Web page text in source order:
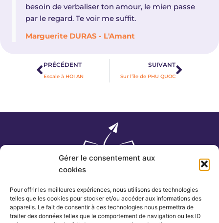
Gérer le consentement aux
cookies
Pour offrir les meilleures expériences, nous utilisons des technologies
telles que les cookies pour stocker et/ou accéder aux informations des
appareils. Le fait de consentir à ces technologies nous permettra de
traiter des données telles que le comportement de navigation ou les ID
besoin de verbaliser ton amour, le mien passe
par le regard. Te voir me suffit.
Marguerite DURAS - L'Amant
Précédent
PRÉCÉDENT
Escale à HOI AN
SUIVANT
Sur l’île de PHU QUOC